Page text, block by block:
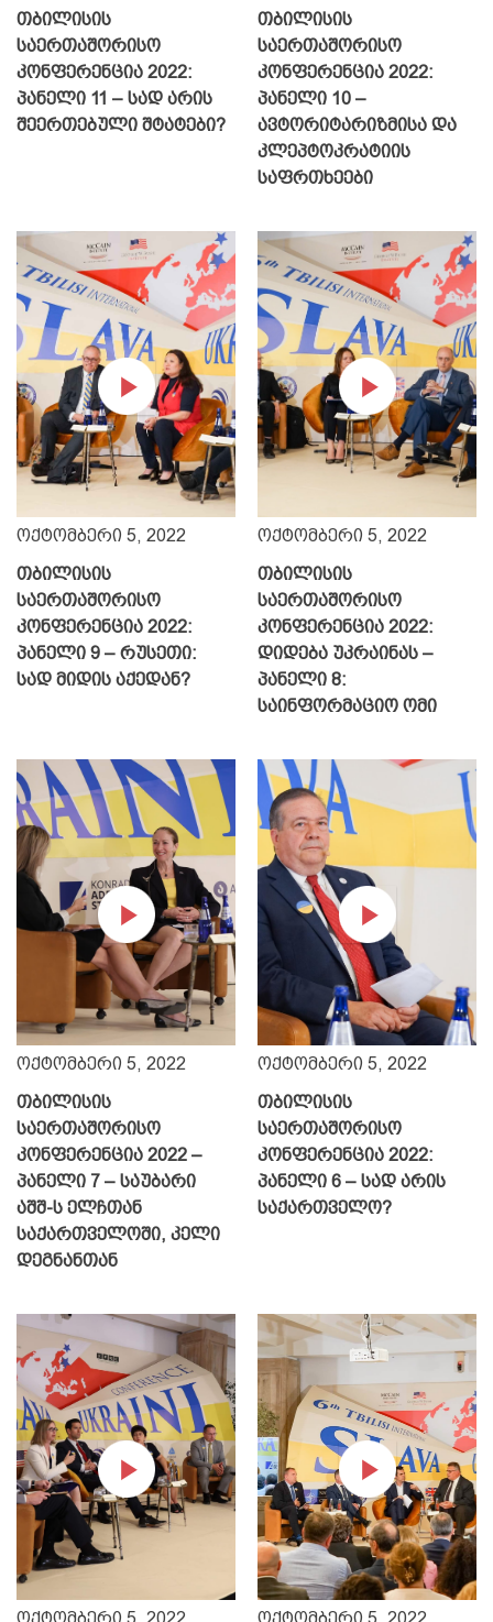
შესაძლებლობები
ქალთა
ეკონომიკური
გაძლიერებისთვის
ამერიკული
ინტერესი
American Purpose
ეკონომიკური
დამოკიდებულების
ინდექსი
თბილისის
საერთაშორისო
კონფერენცია 2022:
პანელი 11 – სად არის
შეერთებული შტატები?
თბილისის
საერთაშორისო
კონფერენცია 2022:
პანელი 10 –
ავტორიტარიზმისა და
კლეპტოკრატიის
საფრთხეები
ოქტომბერი 5, 2022
თბილისის
საერთაშორისო
კონფერენცია 2022:
პანელი 9 – რუსეთი:
სად მიდის აქედან?
ოქტომბერი 5, 2022
თბილისის
საერთაშორისო
კონფერენცია 2022:
დიდება უკრაინას –
პანელი 8:
საინფორმაციო ომი
ოქტომბერი 5, 2022
თბილისის
საერთაშორისო
კონფერენცია 2022 –
პანელი 7 – საუბარი
აშშ-ს ელჩთან
საქართველოში, კელი
დეგნანთან
ოქტომბერი 5, 2022
თბილისის
საერთაშორისო
კონფერენცია 2022:
პანელი 6 – სად არის
საქართველო?